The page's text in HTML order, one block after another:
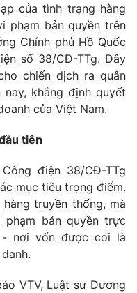
video
Thể thao
của tình trạng hàng
phạm bản quyền trên
Chính phủ Hồ Quốc
số 38/CĐ-TTg. Đây
chiến dịch ra quân
khẳng định quyết
của Việt Nam.
tiên
điện 38/CĐ-TTg
mục tiêu trọng điểm.
truyền thống, mà
bản quyền trực
nơi vốn được coi là
VTV, Luật sư Dương